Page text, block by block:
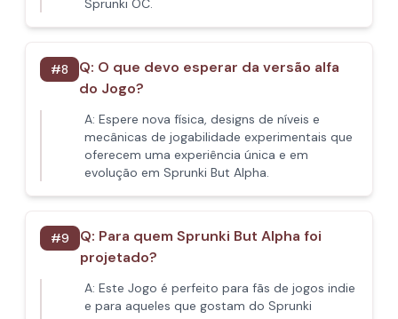
Sprunki OC.
#8 Q: O que devo esperar da versão alfa
do Jogo?
A: Espere nova física, designs de níveis e
mecânicas de jogabilidade experimentais que
oferecem uma experiência única e em
evolução em Sprunki But Alpha.
#9 Q: Para quem Sprunki But Alpha foi
projetado?
A: Este Jogo é perfeito para fãs de jogos indie
e para aqueles que gostam do Sprunki